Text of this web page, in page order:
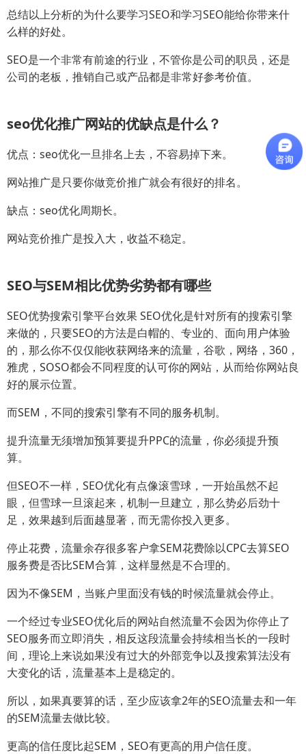
总结以上分析的为什么要学习SEO和学习SEO能给你带来什
么样的好处。
SEO是一个非常有前途的行业，不管你是公司的职员，还是
公司的老板，推销自己或产品都是非常好参考价值。
seo优化推广网站的优缺点是什么？
优点：seo优化一旦排名上去，不容易掉下来。
网站推广是只要你做竞价推广就会有很好的排名。
缺点：seo优化周期长。
网站竞价推广是投入大，收益不稳定。
SEO与SEM相比优势劣势都有哪些
SEO优势搜索引擎平台效果 SEO优化是针对所有的搜索引擎
来做的，只要SEO的方法是白帽的、专业的、面向用户体验
的，那么你不仅仅能收获网络来的流量，谷歌，网络，360，
雅虎，SOSO都会不同程度的认可你的网站，从而给你网站良
好的展示位置。
而SEM，不同的搜索引擎有不同的服务机制。
提升流量无须增加预算要提升PPC的流量，你必须提升预
算。
但SEO不一样，SEO优化有点像滚雪球，一开始虽然不起
眼，但雪球一旦滚起来，机制一旦建立，那么势必后劲十
足，效果越到后面越显著，而无需你投入更多。
停止花费，流量余存很多客户拿SEM花费除以CPC去算SEO
服务费是否比SEM合算，这样显然是不合理的。
因为不像SEM，当账户里面没有钱的时候流量就会停止。
一个经过专业SEO优化后的网站自然流量不会因为你停止了
SEO服务而立即消失，相反这段流量会持续相当长的一段时
间，理论上来说如果没有过大的外部竞争以及搜索算法没有
大变化的话，流量基本上是稳定的。
所以，如果真要算的话，至少应该拿2年的SEO流量去和一年
的SEM流量去做比较。
更高的信任度比起SEM，SEO有更高的用户信任度。